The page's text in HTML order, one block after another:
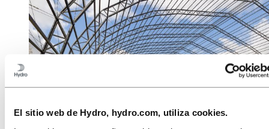
El sitio web de Hydro, hydro.com, utiliza cookies.